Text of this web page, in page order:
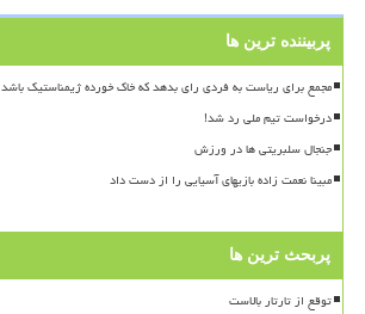
پربیننده ترین ها
مجمع برای ریاست به فردی رای بدهد که خاک خورده ژیمناستیک باشد
درخواست تیم ملی رد شد!
جنجال سلبریتی ها در ورزش
مبینا نعمت زاده بازیهای آسیایی را از دست داد
پربحث ترین ها
توقع از تارتار بالاست